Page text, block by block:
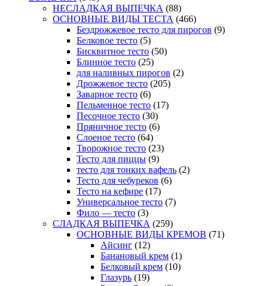
НЕСЛАДКАЯ ВЫПЕЧКА (88)
ОСНОВНЫЕ ВИДЫ ТЕСТА (466)
Бездрожжевое тесто для пирогов (9)
Белковое тесто (5)
Бисквитное тесто (50)
Блинное тесто (25)
для наливных пирогов (2)
Дрожжевое тесто (205)
Заварное тесто (6)
Пельменное тесто (17)
Песочное тесто (30)
Пряничное тесто (6)
Слоеное тесто (64)
Творожное тесто (23)
Тесто для пиццы (9)
тесто для тонких вафель (2)
Тесто для чебуреков (6)
Тесто на кефире (17)
Универсальное тесто (7)
Фило — тесто (3)
СЛАДКАЯ ВЫПЕЧКА (259)
ОСНОВНЫЕ ВИДЫ КРЕМОВ (71)
Айсинг (12)
Банановый крем (1)
Белковый крем (10)
Глазурь (19)